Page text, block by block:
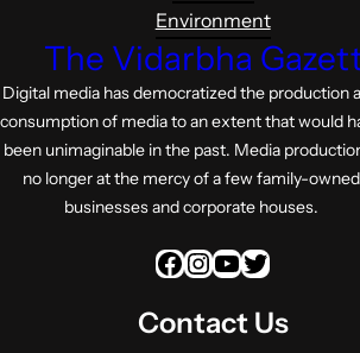
Environment
The Vidarbha
Digital media has democratized the production
consumption of media to an extent that would
been unimaginable in the past. Media
no longer at the mercy of a few family-owned
businesses and corporate houses.
Facebook InstagramYouTube Twitter
Contact Us